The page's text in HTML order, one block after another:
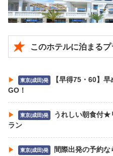
このホテルに泊まるプ
東京(成田)発
【早得75・60】
GO！
東京(成田)発
うれしい朝食付★
ラン
東京(成田)発
間際出発の予約